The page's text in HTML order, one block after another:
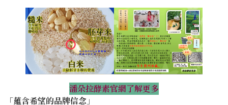
潘朵拉酵素官網了解更多
「蘊含希望的品牌信念 」